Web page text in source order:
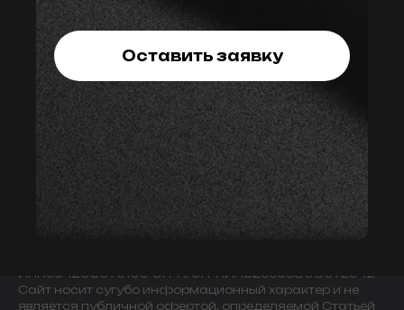
Оставить заявку
ИНН594203076109 ОГРН/ОГРНИП325595800072942
Сайт носит сугубо информационный характер и не
является публичной офертой, определяемой Статьей